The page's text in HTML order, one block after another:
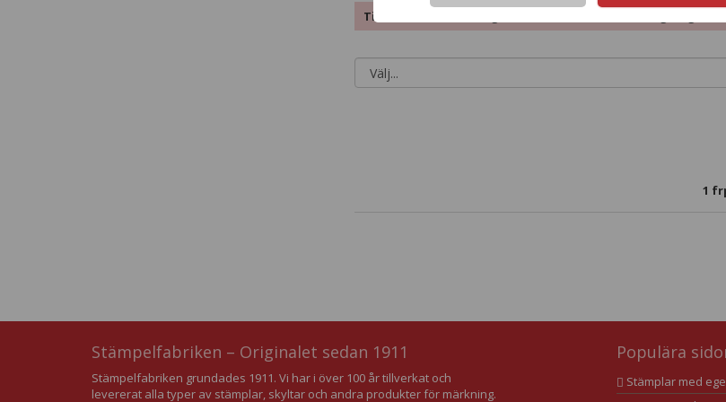
Tillval: Arkivbeständig eller snabbtorkande infärgning
1
Stämpelfabriken – Originalet sedan 1911
Stämpelfabriken grundades 1911. Vi har i över 100 år tillverkat och
levererat alla typer av stämplar, skyltar och andra produkter för märkning.
Populära
Stämplar med